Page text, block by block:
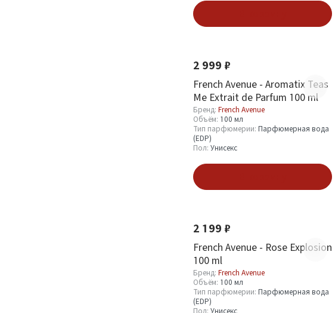
2 999 ₽
French Avenue - Aromatix Teas
Me Extrait de Parfum 100 ml
Бренд: French Avenue
Объём: 100 мл
Тип парфюмерии: Парфюмерная вода
(EDP)
Пол: Унисекс
2 199 ₽
French Avenue - Rose Explosion
100 ml
Бренд: French Avenue
Объём: 100 мл
Тип парфюмерии: Парфюмерная вода
(EDP)
Пол: Унисекс